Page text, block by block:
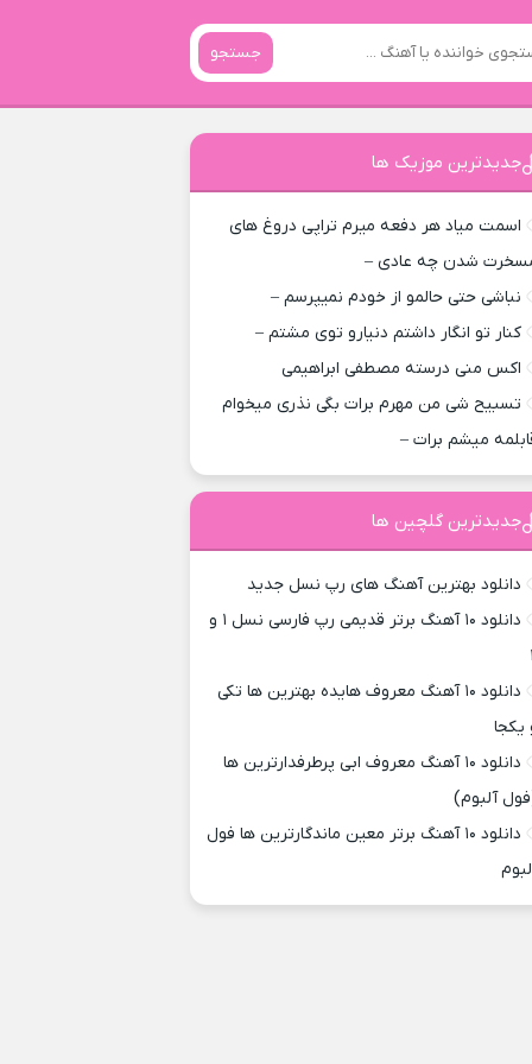
جستجو
جدیدترین موزیک ها
اسمت میاد هر دفعه میرم تراپی دروغ‌ های
شدن چه عادی –
نباشی حتی حالمو از خودم نمیپرسم –
کنار تو انگار داشتم دنیارو توی مشتم –
اکس منی درسته مصطفی ابراهیمی
تسبیح شی من مهرم برات بگی نذری میخوام
میشم برات –
جدیدترین گلچین ها
دانلود بهترین آهنگ های رپ نسل جدید
دانلود ۱۰ آهنگ برتر قدیمی رپ فارسی نسل ۱ و
دانلود ۱۰ آهنگ معروف هایده بهترین ها تکی
یکجا
دانلود ۱۰ آهنگ معروف ابی پرطرفدارترین ها
آلبوم)
دانلود ۱۰ آهنگ برتر معین ماندگارترین ها فول